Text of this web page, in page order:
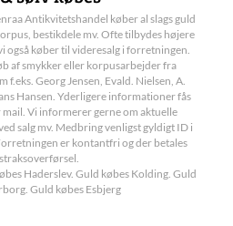
Antikvitetshandel køber al slags guld
bestikdele mv. Ofte tilbydes højere
også køber til videresalg i forretningen.
af smykker eller korpusarbejder fra
f.eks. Georg Jensen, Evald. Nielsen, A.
Hansen. Yderligere informationer fås
Vi informerer gerne om aktuelle
salg mv. Medbring venligst gyldigt ID i
er kontantfri og der betales
Haderslev. Guld købes Kolding. Guld
Guld købes Esbjerg